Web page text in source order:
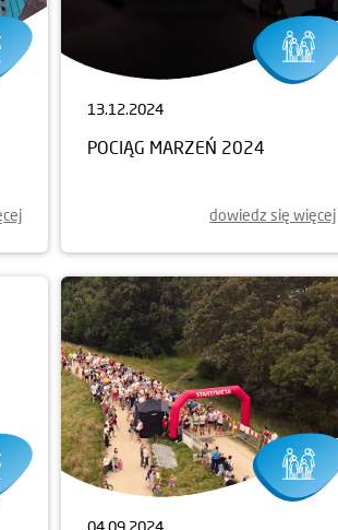
13.12.2024
POCIĄG MARZEŃ 2024
dowiedz się więcej
04.09.2024